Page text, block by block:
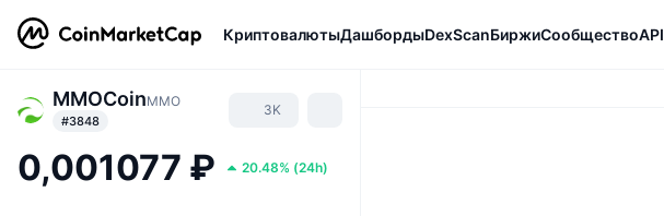
КриптовалютыДашбордыDexScanБиржиСообществоAPI
MMOCoinMMO
#3848
3K
0,001077 ₽ 20.48% (24h)